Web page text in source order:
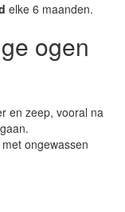
elke 6 maanden.
ogen
en zeep, vooral na
met ongewassen